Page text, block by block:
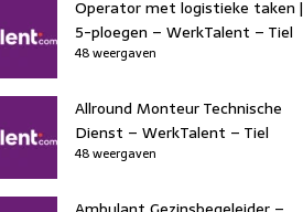
Operator met logistieke taken |
5-ploegen – WerkTalent – Tiel
48 weergaven
Allround Monteur Technische
Dienst – WerkTalent – Tiel
48 weergaven